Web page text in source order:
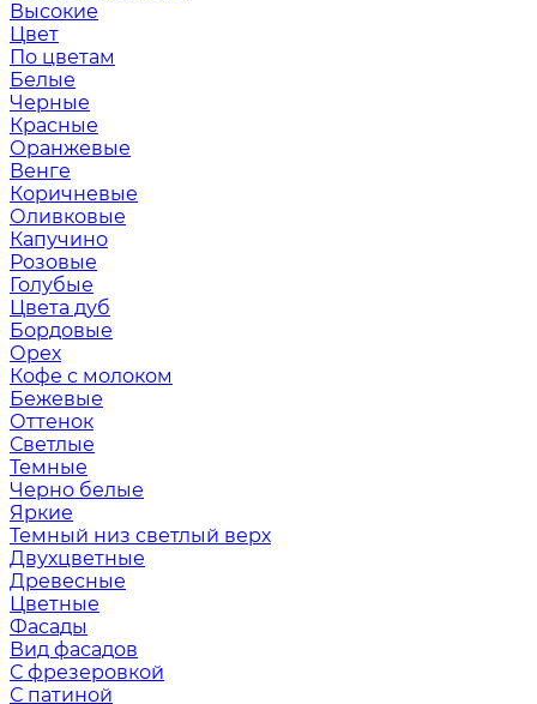
Высокие
Цвет
По цветам
Белые
Черные
Красные
Оранжевые
Венге
Коричневые
Оливковые
Капучино
Розовые
Голубые
Цвета дуб
Бордовые
Орех
Кофе с молоком
Бежевые
Оттенок
Светлые
Темные
Черно белые
Яркие
Темный низ светлый верх
Двухцветные
Древесные
Цветные
Фасады
Вид фасадов
С фрезеровкой
С патиной